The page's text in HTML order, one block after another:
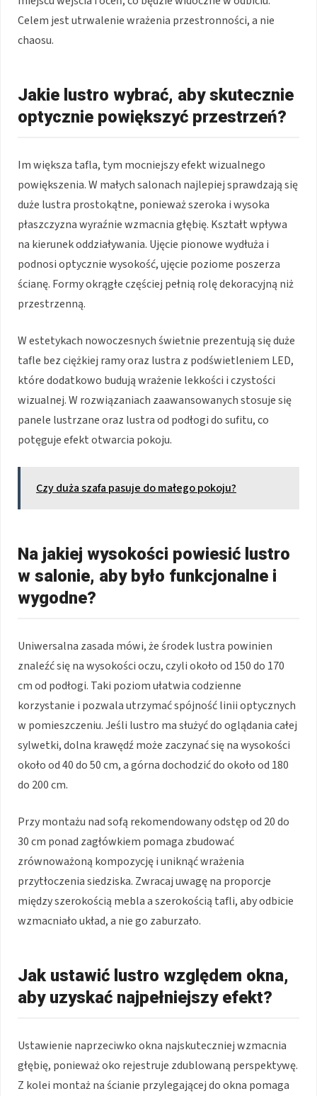
Celem jest utrwalenie wrażenia przestronności, a nie
chaosu.
Jakie lustro wybrać, aby skutecznie
optycznie powiększyć przestrzeń?
Im większa tafla, tym mocniejszy efekt wizualnego
powiększenia. W małych salonach najlepiej sprawdzają się
duże lustra prostokątne, ponieważ szeroka i wysoka
płaszczyzna wyraźnie wzmacnia głębię. Kształt wpływa
na kierunek oddziaływania. Ujęcie pionowe wydłuża i
podnosi optycznie wysokość, ujęcie poziome poszerza
ścianę. Formy okrągłe częściej pełnią rolę dekoracyjną niż
przestrzenną.
W estetykach nowoczesnych świetnie prezentują się duże
tafle bez ciężkiej ramy oraz lustra z podświetleniem LED,
które dodatkowo budują wrażenie lekkości i czystości
wizualnej. W rozwiązaniach zaawansowanych stosuje się
panele lustrzane oraz lustra od podłogi do sufitu, co
potęguje efekt otwarcia pokoju.
Czy duża szafa pasuje do małego pokoju?
Na jakiej wysokości powiesić lustro
w salonie, aby było funkcjonalne i
wygodne?
Uniwersalna zasada mówi, że środek lustra powinien
znaleźć się na wysokości oczu, czyli około od 150 do 170
cm od podłogi. Taki poziom ułatwia codzienne
korzystanie i pozwala utrzymać spójność linii optycznych
w pomieszczeniu. Jeśli lustro ma służyć do oglądania całej
sylwetki, dolna krawędź może zaczynać się na wysokości
około od 40 do 50 cm, a górna dochodzić do około od 180
do 200 cm.
Przy montażu nad sofą rekomendowany odstęp od 20 do
30 cm ponad zagłówkiem pomaga zbudować
zrównoważoną kompozycję i uniknąć wrażenia
przytłoczenia siedziska. Zwracaj uwagę na proporcje
między szerokością mebla a szerokością tafli, aby odbicie
wzmacniało układ, a nie go zaburzało.
Jak ustawić lustro względem okna,
aby uzyskać najpełniejszy efekt?
Ustawienie naprzeciwko okna najskuteczniej wzmacnia
głębię, ponieważ oko rejestruje zdublowaną perspektywę.
Z kolei montaż na ścianie przylegającej do okna pomaga